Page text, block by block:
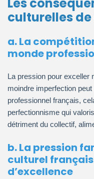
culturelles
a. La
monde
La pression pour exceller
moindre imperfection
professionnel français,
perfectionnisme qui
détriment du collectif,
b. La pression
culturel
d’excellence